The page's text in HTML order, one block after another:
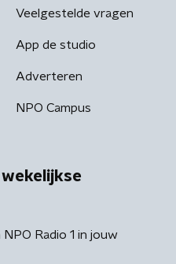
Veelgestelde vragen
App de studio
Adverteren
NPO Campus
Radio 1 in jouw